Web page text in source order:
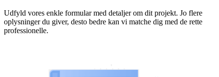
Udfyld vores enkle formular med detaljer om dit projekt. Jo flere
oplysninger du giver, desto bedre kan vi matche dig med de rette
professionelle.